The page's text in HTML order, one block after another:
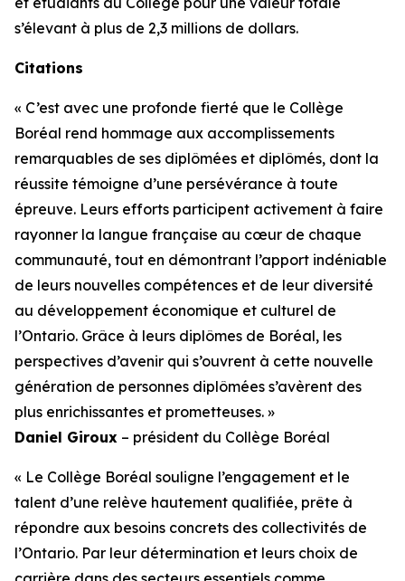
s’élevant à plus de 2,3 millions de dollars.
Citations
« C’est avec une profonde fierté que le Collège
Boréal rend hommage aux accomplissements
remarquables de ses diplômées et diplômés, dont la
réussite témoigne d’une persévérance à toute
épreuve. Leurs efforts participent activement à faire
rayonner la langue française au cœur de chaque
communauté, tout en démontrant l’apport indéniable
de leurs nouvelles compétences et de leur diversité
au développement économique et culturel de
l’Ontario. Grâce à leurs diplômes de Boréal, les
perspectives d’avenir qui s’ouvrent à cette nouvelle
génération de personnes diplômées s’avèrent des
plus enrichissantes et prometteuses. »
Daniel Giroux – président du Collège Boréal
« Le Collège Boréal souligne l’engagement et le
talent d’une relève hautement qualifiée, prête à
répondre aux besoins concrets des collectivités de
l’Ontario. Par leur détermination et leurs choix de